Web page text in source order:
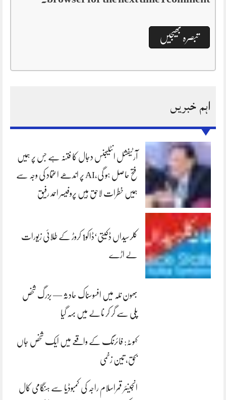
اہم خبریں
آرٹیفشل انٹلیجنس دجال کا فتنہ ہے جس پر ہمیں
فتح حاصل ہو گی،AI پر اندھے اعتماد کی وجہ سے
ہمیں خطرات لاحق ہیں پروفیسر احمد رفیق
کلرسیداں ڈکیتی‘ڈاکو1 کروڑ کے طلائی زیورات
لے اڑے
بھون نلہ میں افسوسناک حادثہ — بزرگ شخص
پلی سے گر کر نالے میں بہہ گیا
کہوٹہ: فائرنگ کے واقعے میں ایک شخص جاں
بحق، تین زخمی
انجینئر قمراسلام راجہ کی کمبوڈیا سے ہنگامی کال